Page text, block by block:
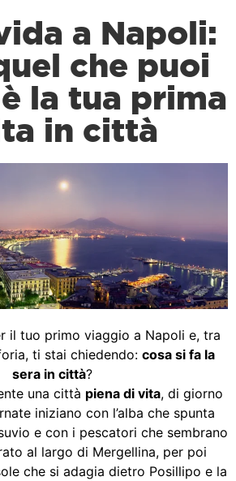
a Napoli:
che puoi
la tua prima
in città
il tuo primo viaggio a Napoli e, tra
ti stai chiedendo: cosa si fa la
sera in città?
una città piena di vita, di giorno
iniziano con l’alba che spunta
e con i pescatori che sembrano
al largo di Mergellina, per poi
che si adagia dietro Posillipo e la